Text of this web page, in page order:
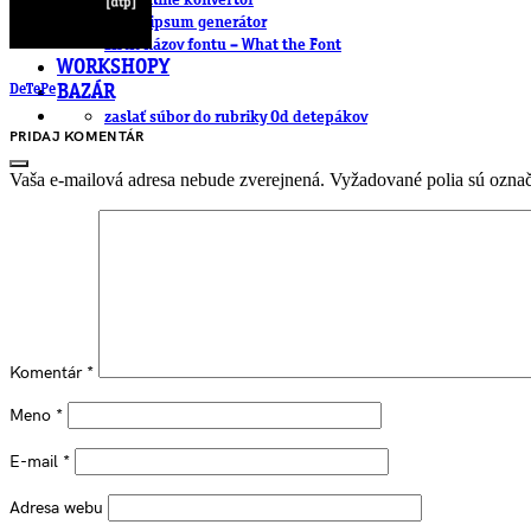
lorem ipsum generátor
zistiť názov fontu – What the Font
WORKSHOPY
BAZÁR
zaslať súbor do rubriky Od detepákov
DeTePe
PRIDAJ KOMENTÁR
Vaša e-mailová adresa nebude zverejnená. Vyžadované polia sú
Komentár *
Meno *
E-mail *
Adresa webu